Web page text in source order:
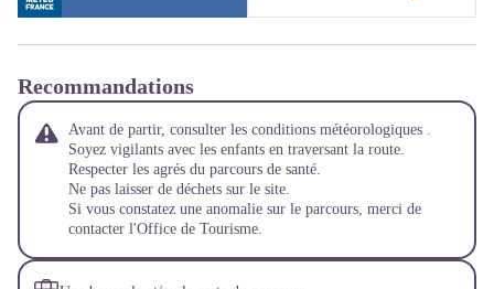
Recommandations
Avant de partir, consulter les conditions météorologiques .
Soyez vigilants avec les enfants en traversant la route.
Respecter les agrés du parcours de santé.
Ne pas laisser de déchets sur le site.
Si vous constatez une anomalie sur le parcours, merci de
contacter l'Office de Tourisme.